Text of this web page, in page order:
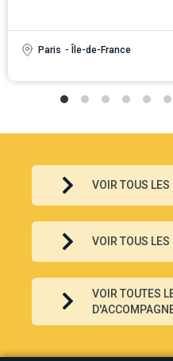
Paris - Île-de-France
VOIR TOUS
VOIR TOUS
VOIR TOUTES